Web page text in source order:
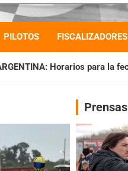
PILOTOS FISCALIZADORES
la fecha con Invitados
Prensas